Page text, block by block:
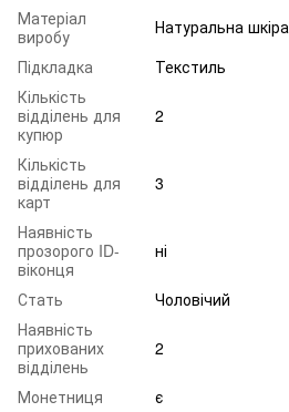
Матеріал
виробу
Натуральна шкіра
Підкладка
Текстиль
Кількість
відділень для
купюр
2
Кількість
відділень для
карт
3
Наявність
прозорого ID-
віконця
ні
Стать
Чоловічий
Наявність
прихованих
відділень
2
Монетниця
є